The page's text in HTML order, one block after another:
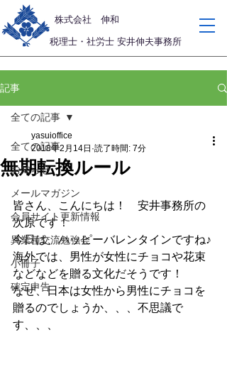
​株式会社 伸和
税理士・社労士 安井伸夫事務所
記事
全ての記事
お知らせ
メールマガジン
会員サイト更新情報
異業種交流勉強会
小冊子
確定申告
全ての記事
無期転換ルール
yasuioffice
2018年2月14日 読了時間: 7分
皆さん、こんにちは！　安井事務所の
次原です！
今日は、ハッピーバレンタインですね♪
海外では、男性が女性にチョコや花束
などなどを贈る文化だそうです！
なぜ、日本は女性から男性にチョコを
贈るのでしょうか、、、不思議で
す、、、